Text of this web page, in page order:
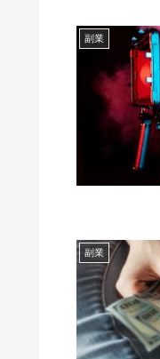
副業
副業